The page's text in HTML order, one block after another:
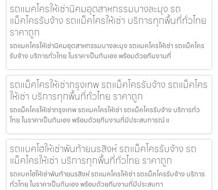
รถแมคโครให้เช่านิคมอุตสาหกรรมบางละมุง รถ
แม็คโครรับจ้าง รถแม็คโครให้เช่า บริการทุกพื้นที่ทั่วไทย
ราคาถูก
รถแมคโครให้เช่านิคมอุตสาหกรรมบางละมุง รถแมคโครให้เช่า รถแม็คโคร
รับจ้าง บริการทั่วไทย ในราคาเป็นกันเอง พร้อมด้วยทีมงานที่
รถแม็คโครให้เช่ากรุงเทพ รถแม็คโครรับจ้าง รถแม็คโคร
ให้เช่า บริการทุกพื้นที่ทั่วไทย ราคาถูก
รถแม็คโครให้เช่ากรุงเทพ รถแมคโครให้เช่า รถแม็คโครรับจ้าง บริการทั่ว
ไทย ในราคาเป็นกันเอง พร้อมด้วยทีมงานที่มีประสบการณ์ แ
รถแบคโฮให้เช่าพันท้ายนรสิงห์ รถแม็คโครรับจ้าง รถ
แม็คโครให้เช่า บริการทุกพื้นที่ทั่วไทย ราคาถูก
รถแบคโฮให้เช่าพันท้ายนรสิงห์ รถแมคโครให้เช่า รถแม็คโครรับจ้าง บริการ
ทั่วไทย ในราคาเป็นกันเอง พร้อมด้วยทีมงานที่มีประสบกา